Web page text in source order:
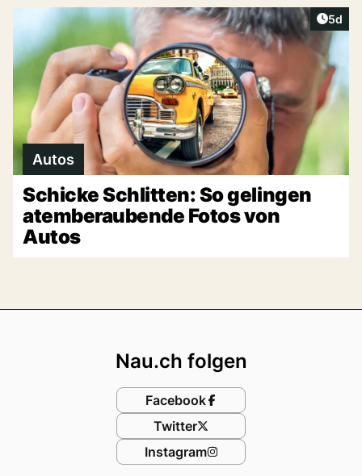
5d
Autos
Schicke Schlitten: So gelingen
atemberaubende Fotos von
Autos
Nau.ch folgen
Facebook
Twitter
Instagram